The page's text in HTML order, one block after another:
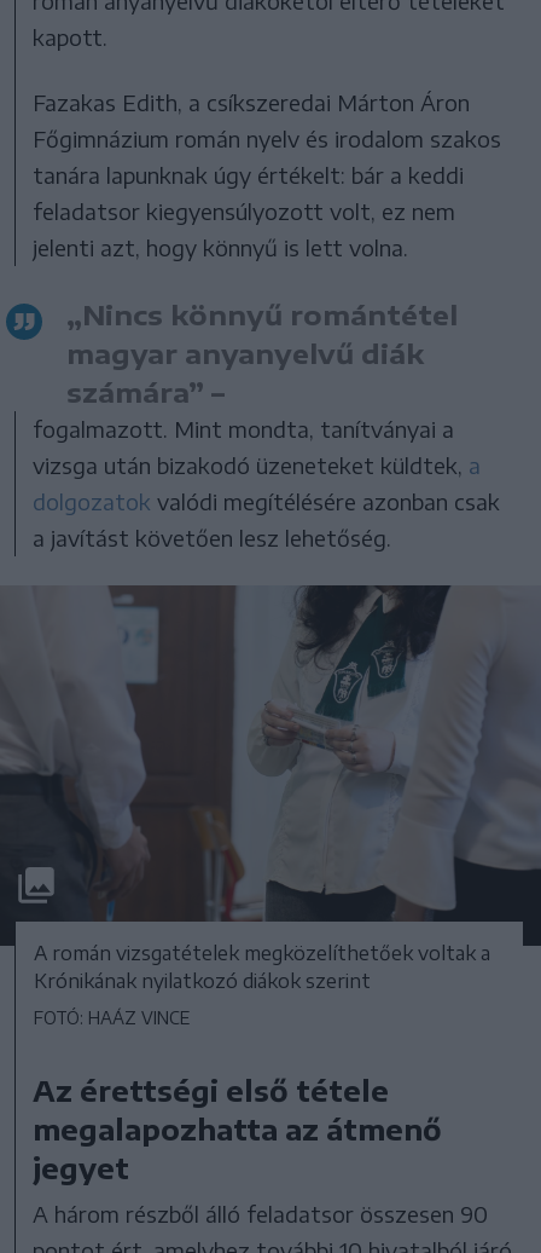
kapott.
Fazakas Edith, a csíkszeredai Márton Áron
Főgimnázium román nyelv és irodalom szakos
tanára lapunknak úgy értékelt: bár a keddi
feladatsor kiegyensúlyozott volt, ez nem
jelenti azt, hogy könnyű is lett volna.
„Nincs könnyű romántétel
magyar anyanyelvű diák
számára” –
fogalmazott. Mint mondta, tanítványai a
vizsga után bizakodó üzeneteket küldtek, a
dolgozatok valódi megítélésére azonban csak
a javítást követően lesz lehetőség.
A román vizsgatételek megközelíthetőek voltak a
Krónikának nyilatkozó diákok szerint
FOTÓ: HAÁZ VINCE
Az érettségi első tétele
megalapozhatta az átmenő
jegyet
A három részből álló feladatsor összesen 90